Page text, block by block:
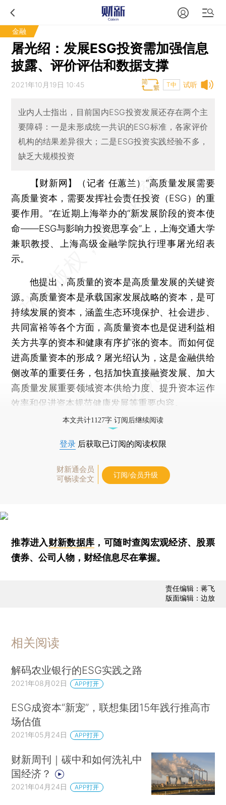
金融
屠光绍：发展ESG投资需加强信息
披露、评价评估和数据支撑
试听
2021年10月19日 10:45 T中
业内人士指出，目前国内ESG投资发展还存在两个主
要障碍：一是未形成统一共识的ESG标准，各家评价
机构的结果差异很大；二是ESG投资实践经验不多，
缺乏大规模投资
【财新网】（记者 任蕙兰）“高质量发展需要
高质量资本，需要发挥社会责任投资（ESG）的重
要作用。”在近期上海举办的“新发展阶段的资本使
命——ESG与影响力投资思享会”上，上海交通大学
兼职教授、上海高级金融学院执行理事屠光绍表
示。
他提出，高质量的资本是高质量发展的关键资
源。高质量资本是承载国家发展战略的资本，是可
持续发展的资本，涵盖生态环境保护、社会进步、
共同富裕等各个方面，高质量资本也是促进利益相
关方共享的资本和健康有序扩张的资本。而如何促
进高质量资本的形成？屠光绍认为，这是金融供给
侧改革的重要任务，包括加快直接融资发展、加大
高质量发展重要领域资本供给力度、提升资本运作
效率和促进资本规范健康发展等重要内容。
本文共计1127字 订阅后继续阅读
登录 后获取已订阅的阅读权限
财新通会员
可畅读全文
订阅/会员升级
推荐进入财新数据库 ，可随时查阅宏观经济、股票
债券、公司人物，财经信息尽在掌握。
责任编辑：蒋飞
版面编辑：边放
相关阅读
解码农业银行的ESG实践之路
2021年08月02日 APP打开
ESG成资本“新宠”，联想集团15年践行推高市
场估值
2021年05月24日 APP打开
财新周刊｜碳中和如何洗礼中
国经济？
2021年04月24日 APP打开